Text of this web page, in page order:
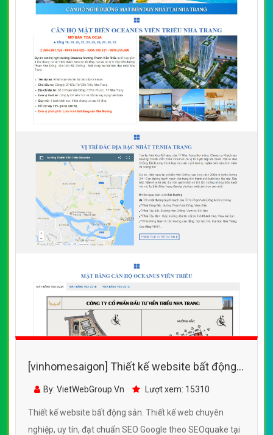
[vinhomesaigon] Thiết kế website bất động
sản đẹp, chuyên nghiệp chuẩn SEO
By: VietWebGroup.Vn Lượt xem: 15310
Thiết kế website bất động sản. Thiết kế web chuyên
nghiệp, uy tín, đạt chuẩn SEO Google theo SEOquake tại